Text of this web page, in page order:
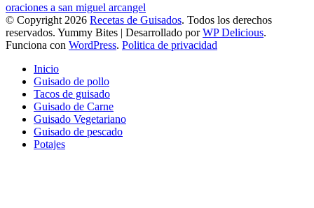
oraciones a san miguel arcangel
© Copyright 2026 Recetas de Guisados. Todos los derechos
reservados. Yummy Bites | Desarrollado porWP Delicious.
Funciona con WordPress. Politica de privacidad
Inicio
Guisado de pollo
Tacos de guisado
Guisado de Carne
Guisado Vegetariano
Guisado de pescado
Potajes